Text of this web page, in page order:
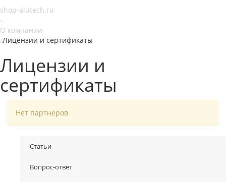
shop-alutech.ru
-
О компании
-Лицензии и сертификаты
Лицензии и
сертификаты
Нет партнеров
Статьи
Вопрос-ответ